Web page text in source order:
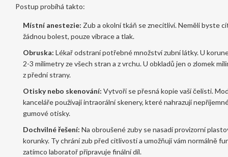
Postup probíhá takto:
Místní anestezie: Zub a okolní tkáň se znecitliví. Neměli byste
žádnou bolest, pouze vibrace a tlak.
Obruska: Lékař odstraní potřebné množství zubní látky. U
2-3 milimetry ze všech stran a z vrchu. U obkladů jen o zlomek
z přední strany.
Otisky nebo skenování: Vytvoří se přesná kopie vaší čelisti.
kanceláře používají intraorální skenery, které nahrazují
gumové otisky.
Dochvilné řešení: Na obroušené zuby se nasadí provizorní
korunky. Ty chrání zub před citlivostí a umožňují vám normálně
zatímco laboratoř připravuje finální díl.